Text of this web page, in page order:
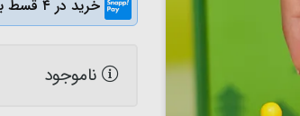
خرید در ۴ قسط بدون کارمزد
ناموجود